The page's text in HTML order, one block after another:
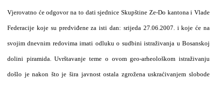
Vjerovatno će odgovor na to dati sjednice Skupštine Ze-Do kantona i Vlade
Federacije koje su predviđene za isti dan: srijeda 27.06.2007. i koje će na
svojim dnevnim redovima imati odluku o sudbini istraživanja u Bosanskoj
dolini piramida. Uvrštavanje teme o ovom geo-arheološkom istraživanju
došlo je nakon što je šira javnost ostala zgrožena uskraćivanjem slobode